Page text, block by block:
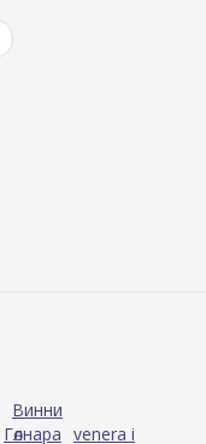
Винни
Гөлнара venera i